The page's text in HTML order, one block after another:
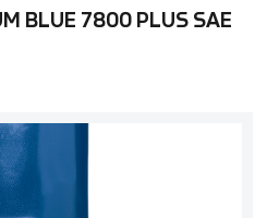
BLUE 7800 PLUS SAE